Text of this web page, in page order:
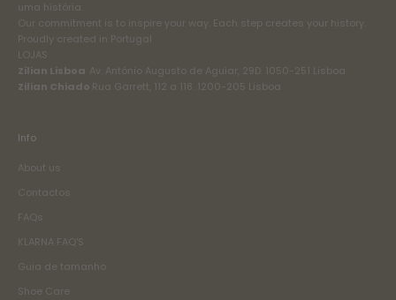
uma história.
Our commitment is to inspire your way. Each step creates your history.
Proudly created in Portugal
LOJAS
Zilian Lisboa Av. António Augusto de Aguiar, 29D. 1050-251 Lisboa
Zilian Chiado Rua Garrett, 112 a 118. 1200-205 Lisboa
Info
About us
Contactos
FAQs
KLARNA FAQ'S
Guia de tamanho
Shoe Care